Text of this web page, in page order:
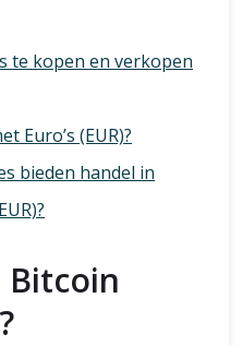
te kopen en verkopen
Euro’s (EUR)?
bieden handel in
Bitcoin